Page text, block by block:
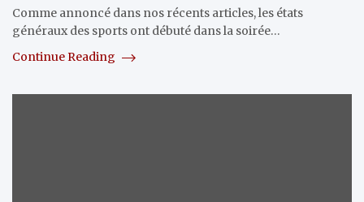
Comme annoncé dans nos récents articles, les états
généraux des sports ont débuté dans la soirée…
Continue Reading